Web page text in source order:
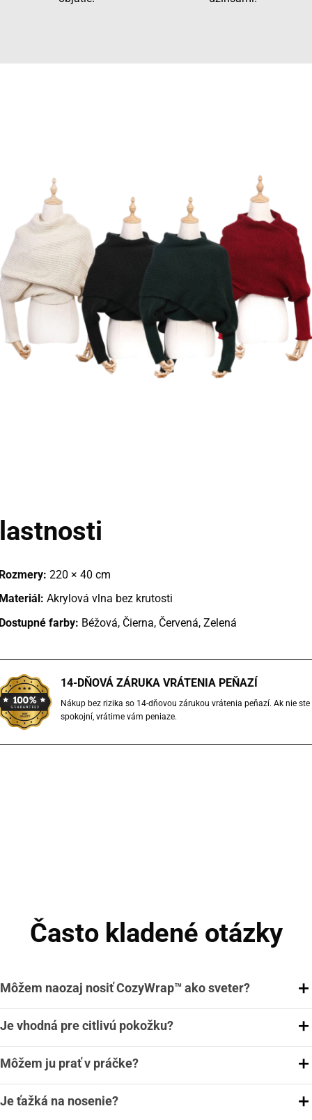
220 × 40 cm
Akrylová vlna bez krutosti
farby: Béžová, Čierna, Červená, Zelená
14-DŇOVÁ ZÁRUKA VRÁTENIA PEŇAZÍ
Nákup bez rizika so 14-dňovou zárukou vrátenia peňazí. Ak nie ste
spokojní, vrátime vám peniaze.
Často kladené otázky
Môžem naozaj nosiť CozyWrap™ ako sveter?
Je vhodná pre citlivú pokožku?
Môžem ju prať v práčke?
Je ťažká na nosenie?